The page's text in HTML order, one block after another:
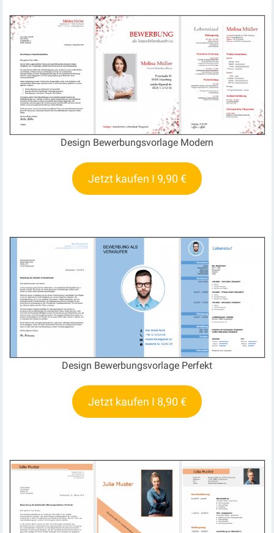
Design Bewerbungsvorlage Modern
Jetzt kaufen I 9,90 €
Design Bewerbungsvorlage Perfekt
Jetzt kaufen I 8,90 €